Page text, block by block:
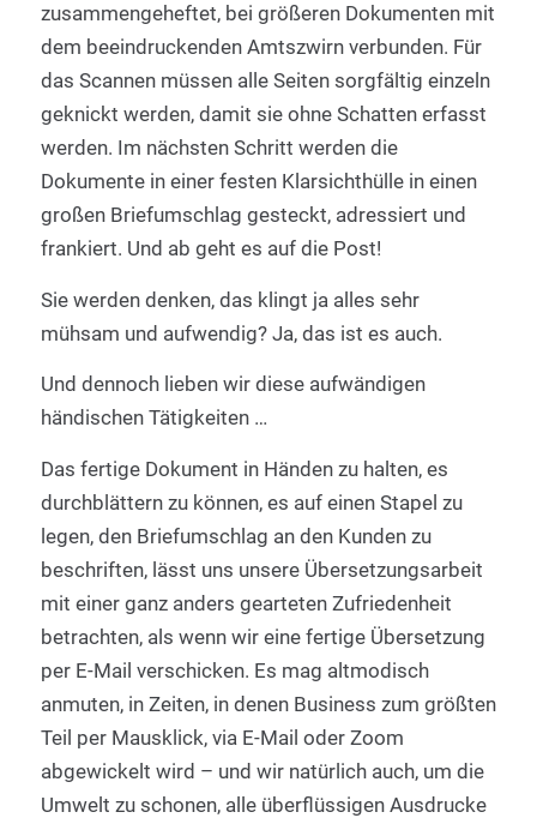
zusammengeheftet, bei größeren Dokumenten mit
dem beeindruckenden Amtszwirn verbunden. Für
das Scannen müssen alle Seiten sorgfältig einzeln
geknickt werden, damit sie ohne Schatten erfasst
werden. Im nächsten Schritt werden die
Dokumente in einer festen Klarsichthülle in einen
großen Briefumschlag gesteckt, adressiert und
frankiert. Und ab geht es auf die Post!
Sie werden denken, das klingt ja alles sehr
mühsam und aufwendig? Ja, das ist es auch.
Und dennoch lieben wir diese aufwändigen
händischen Tätigkeiten …
Das fertige Dokument in Händen zu halten, es
durchblättern zu können, es auf einen Stapel zu
legen, den Briefumschlag an den Kunden zu
beschriften, lässt uns unsere Übersetzungsarbeit
mit einer ganz anders gearteten Zufriedenheit
betrachten, als wenn wir eine fertige Übersetzung
per E-Mail verschicken. Es mag altmodisch
anmuten, in Zeiten, in denen Business zum größten
Teil per Mausklick, via E-Mail oder Zoom
abgewickelt wird – und wir natürlich auch, um die
Umwelt zu schonen, alle überflüssigen Ausdrucke